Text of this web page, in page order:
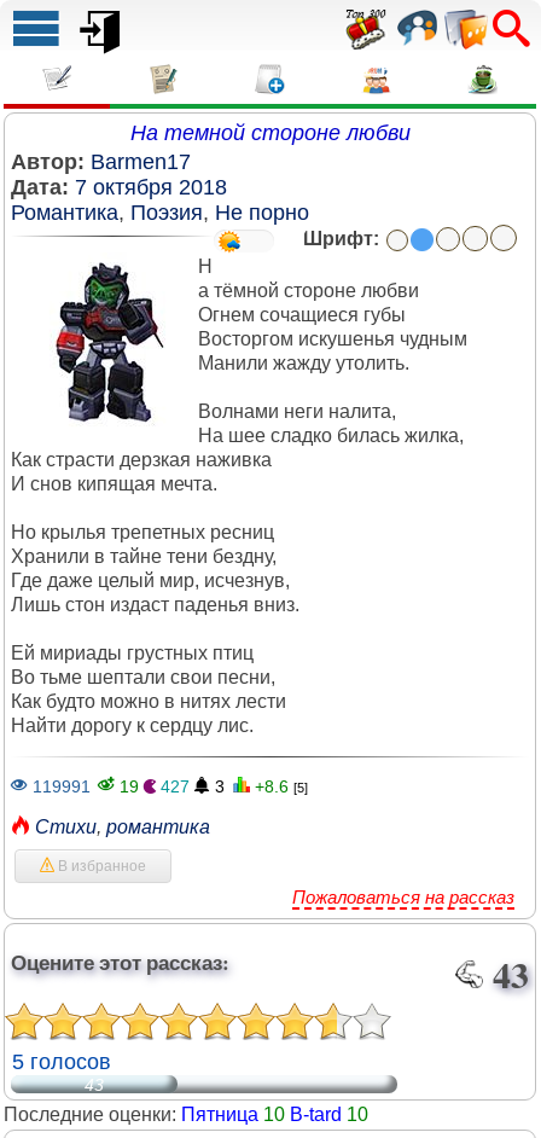
На темной стороне любви
Автор: Barmen17
Дата: 7 октября 2018
Романтика, Поэзия, Не порно
Шрифт:
Н
а тёмной стороне любви
Огнем сочащиеся губы
Восторгом искушенья чудным
Манили жажду утолить.
Волнами неги налита,
На шее сладко билась жилка,
Как страсти дерзкая наживка
И снов кипящая мечта.
Но крылья трепетных ресниц
Хранили в тайне тени бездну,
Где даже целый мир, исчезнув,
Лишь стон издаст паденья вниз.
Ей мириады грустных птиц
Во тьме шептали свои песни,
Как будто можно в нитях лести
Найти дорогу к сердцу лис.
119991 19 427 3 +8.6 [5]
Стихи, романтика
В избранное
Пожаловаться на рассказ
Оцените этот рассказ: 43
5 голосов
43
Последние оценки: Пятница 10 B-tard 10